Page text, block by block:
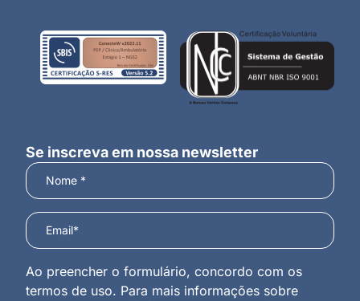
Se inscreva em nossa newsletter
Ao preencher o formulário, concordo com os
termos de uso. Para mais informações sobre